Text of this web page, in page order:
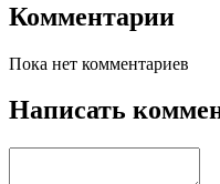
Комментарии
Пока нет комментариев
Написать